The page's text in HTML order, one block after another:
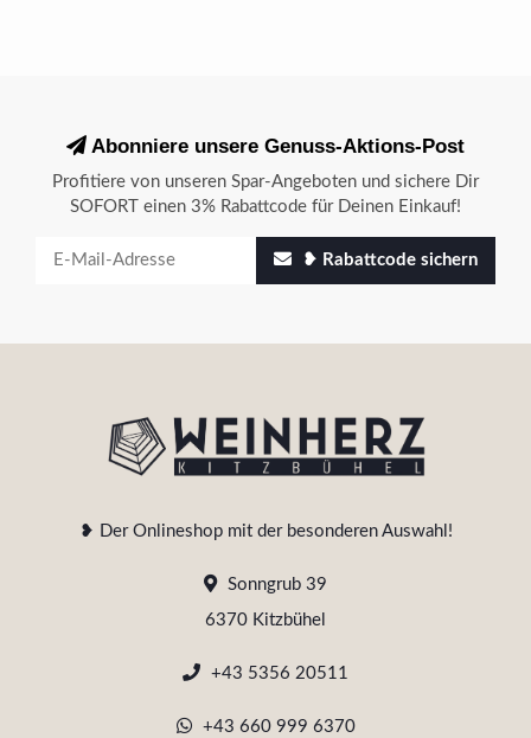
Abonniere unsere Genuss-Aktions-Post
Profitiere von unseren Spar-Angeboten und sichere Dir
SOFORT einen 3% Rabattcode für Deinen Einkauf!
❥ Rabattcode sichern
❥ Der Onlineshop mit der besonderen Auswahl!
Sonngrub 39
6370 Kitzbühel
+43 5356 20511
+43 660 999 6370